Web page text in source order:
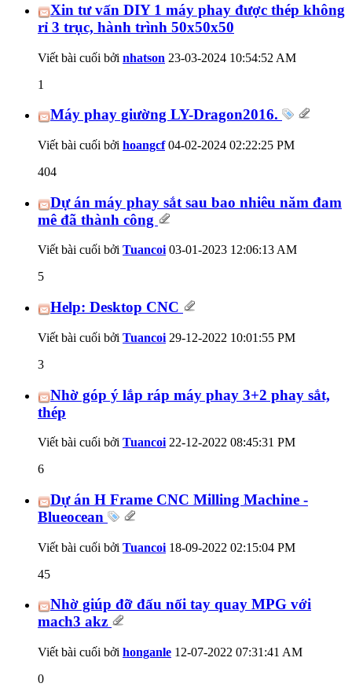
Xin tư vấn DIY 1 máy phay được thép không
rỉ 3 trục, hành trình 50x50x50
Viết bài cuối bởi nhatson 23-03-2024 10:54:52 AM
1
Máy phay giường LY-Dragon2016.
Viết bài cuối bởi hoangcf04-02-2024 02:22:25 PM
404
Dự án máy phay sắt sau bao nhiêu năm đam
mê đã thành công
Viết bài cuối bởi Tuancoi03-01-2023 12:06:13 AM
5
Help: Desktop CNC
Viết bài cuối bởi Tuancoi 29-12-2022 10:01:55 PM
3
Nhờ góp ý lắp ráp máy phay 3+2 phay sắt,
thép
Viết bài cuối bởi Tuancoi 22-12-2022 08:45:31 PM
6
Dự án H Frame CNC Milling Machine -
Blueocean
Viết bài cuối bởi Tuancoi 18-09-2022 02:15:04 PM
45
Nhờ giúp đỡ đấu nối tay quay MPG với
mach3 akz
Viết bài cuối bởi honganle 12-07-2022 07:31:41 AM
0